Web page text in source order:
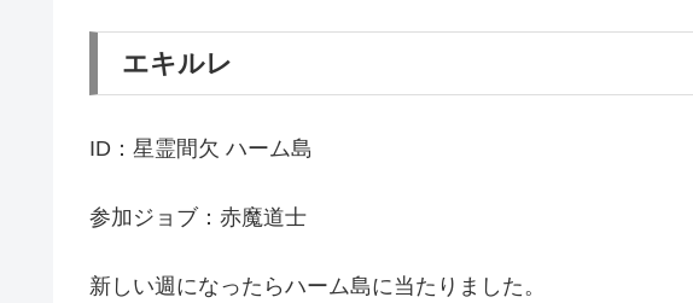
エキルレ
ID：星霊間欠 ハーム島
参加ジョブ：赤魔道士
新しい週になったらハーム島に当たりました。